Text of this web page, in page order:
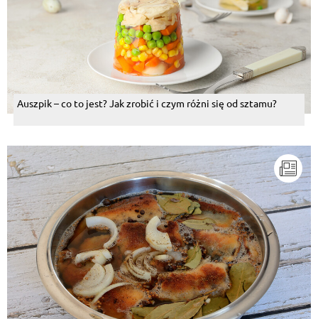
Auszpik – co to jest? Jak zrobić i czym różni się od sztamu?